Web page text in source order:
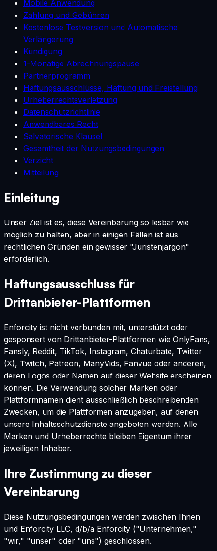
Mobile Anwendung
Zahlung und Gebühren
Kostenlose Testversion und Automatische
Verlängerung
Kündigung
1-Monatige Abrechnungspause
Partnerprogramm
Haftungsausschlüsse, Haftung und Freistellung
Urheberrechtsverletzung
Datenschutzrichtlinie
Anwendbares Recht
Salvatorische Klausel
Gesamtheit der Nutzungsbedingungen
Verzicht
Mitteilung
Einleitung
Unser Ziel ist es, diese Vereinbarung so lesbar wie
möglich zu halten, aber in einigen Fällen ist aus
rechtlichen Gründen ein gewisser "Juristenjargon"
erforderlich.
Haftungsausschluss für
Drittanbieter-Plattformen
Enforcity ist nicht verbunden mit, unterstützt oder
gesponsert von Drittanbieter-Plattformen wie OnlyFans,
Fansly, Reddit, TikTok, Instagram, Chaturbate, Twitter
(X), Twitch, Patreon, ManyVids, Fanvue oder anderen,
deren Logos oder Namen auf dieser Website erscheinen
können. Die Verwendung solcher Marken oder
Plattformnamen dient ausschließlich beschreibenden
Zwecken, um die Plattformen anzugeben, auf denen
unsere Inhaltsschutzdienste angeboten werden. Alle
Marken und Urheberrechte bleiben Eigentum ihrer
jeweiligen Inhaber.
Ihre Zustimmung zu dieser
Vereinbarung
Diese Nutzungsbedingungen werden zwischen Ihnen
und Enforcity LLC, d/b/a Enforcity ("Unternehmen,"
"wir," "unser" oder "uns") geschlossen.